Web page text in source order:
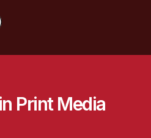
Print Media